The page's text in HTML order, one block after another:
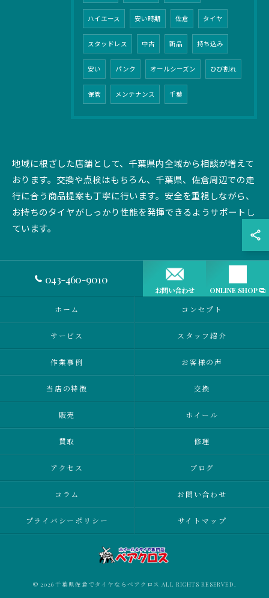
ハイエース 安い時期 佐倉 タイヤ
スタッドレス 中古 新品 持ち込み
安い パンク オールシーズン ひび割れ
保管 メンテナンス 千葉
地域に根ざした店舗として、千葉県内全域から相談が増えて
おります。交換や点検はもちろん、千葉県、佐倉周辺での走
行に合う商品提案も丁寧に行います。安全を重視しながら、
お持ちのタイヤがしっかり性能を発揮できるようサポートし
ています。
043-460-9010
お問い合わせ ONLINE SHOP
ホーム コンセプト
サービス スタッフ紹介
作業事例 お客様の声
当店の特徴 交換
販売 ホイール
買取 修理
アクセス ブログ
コラム お問い合わせ
プライバシーポリシー サイトマップ
© 2026 千葉県佐倉でタイヤならベアクロス ALL RIGHTS RESERVED.